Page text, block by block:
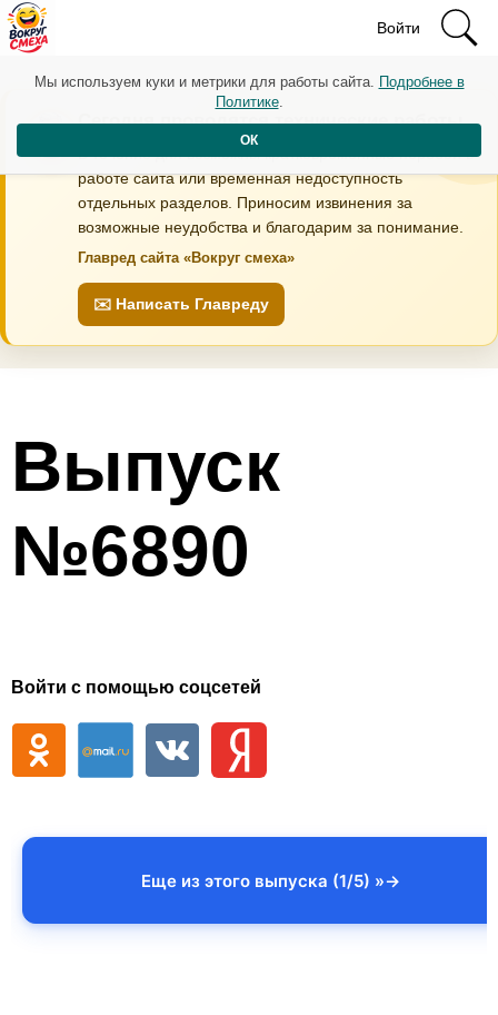
Войти
Сегодня проводятся технические работы
В течение дня возможны кратковременные перебои в
работе сайта или временная недоступность
отдельных разделов. Приносим извинения за
возможные неудобства и благодарим за понимание.
Главред сайта «Вокруг смеха»
✉️ Написать Главреду
Выпуск
№6890
Войти с помощью соцсетей
Еще из этого выпуска (1/5) »
Мы используем куки и метрики для работы сайта. Подробнее в
Политике.
ОК